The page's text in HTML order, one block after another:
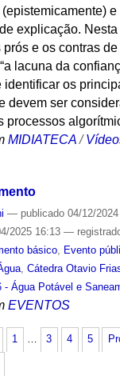
explicação.
e os contras
lacuna da
identificar os
devem ser
processos
MIDIATECA /
— publicado04/12/2024
2025 16:13 —
básico, Evento
, Cátedra Otavio
- Água Potável e
EVENTOS
1 … 3 4 5